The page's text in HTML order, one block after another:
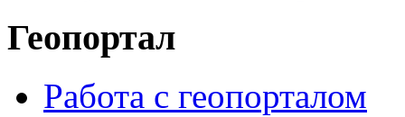
Геопортал
Работа с геопорталом